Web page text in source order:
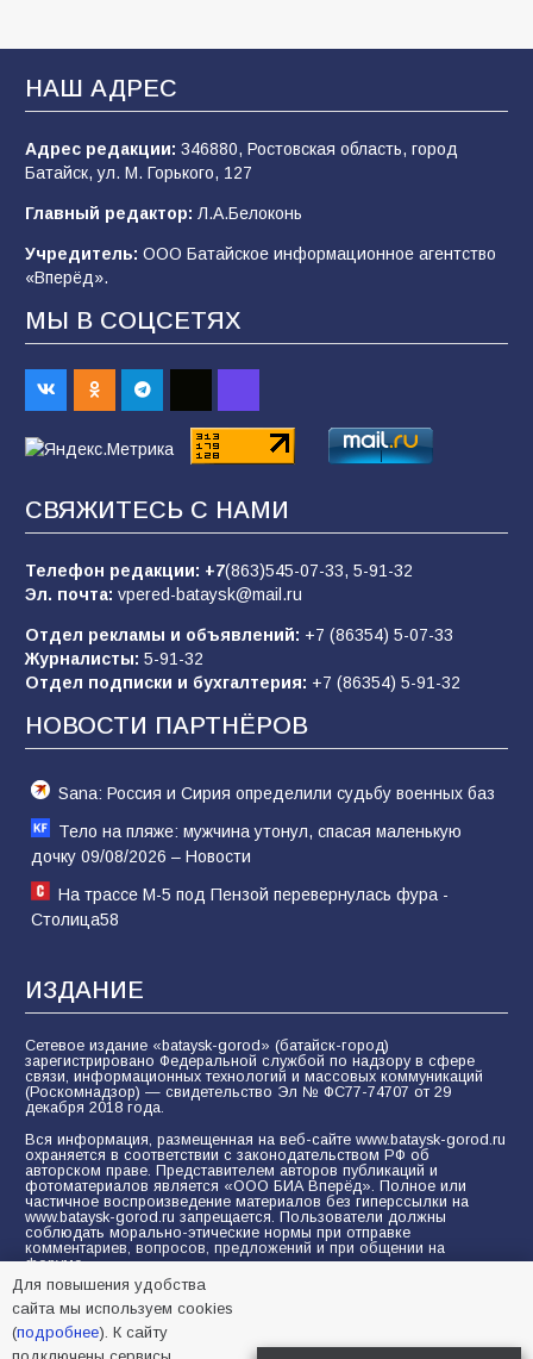
мастер-класс «Бумажный парашют» ко Дню
ВДВ
109 03.08.2026
В детском саду № 35 дети освоили
строительные профессии в ходе
спортивного праздника
91
Батайским спортсменам вручили награды
70 08.08.2026
Евгений Остапенко
Батайчане вышли в финал Всероссийского
конкурса «Большая перемена»
НАШ АДРЕС
Адрес редакции: 346880, Ростовская область, город
Батайск, ул. М. Горького, 127
Главный редактор: Л.А.Белоконь
Учредитель: ООО Батайское информационное агентство
«Вперёд».
МЫ В СОЦСЕТЯХ
СВЯЖИТЕСЬ С НАМИ
Телефон редакции: +7(863)545-07-33, 5-91-32
Эл. почта: vpered-bataysk@mail.ru
Отдел рекламы и объявлений: +7 (86354) 5-07-33
Журналисты: 5-91-32
Отдел подписки и бухгалтерия: +7 (86354) 5-91-32
НОВОСТИ ПАРТНЁРОВ
Sana: Россия и Сирия определили судьбу военных баз
Тело на пляже: мужчина утонул, спасая маленькую
дочку 09/08/2026 – Новости
На трассе М-5 под Пензой перевернулась фура -
Столица58
ИЗДАНИЕ
Сетевое издание «bataysk-gorod» (батайск-город)
зарегистрировано Федеральной службой по надзору в сфере
связи, информационных технологий и массовых коммуникаций
(Роскомнадзор) — свидетельство Эл № ФС77-74707 от 29
декабря 2018 года.
Вся информация, размещенная на веб-сайте www.bataysk-gorod.ru
охраняется в соответствии с законодательством РФ об
авторском праве. Представителем авторов публикаций и
фотоматериалов является «ООО БИА Вперёд». Полное или
частичное воспроизведение материалов без гиперссылки на
www.bataysk-gorod.ru запрещается. Пользователи должны
соблюдать морально-этические нормы при отправке
комментариев, вопросов, предложений и при общении на
форуме.
Политика конфиденциальности и защиты информации
Согласие на обработку персональных данных с помощью
сервисов Yandex.Metrika, LiveInternet, top.mail.ru
Для повышения удобства
сайта мы используем cookies
(подробнее). К сайту